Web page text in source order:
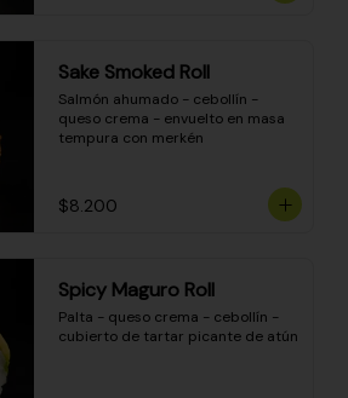
Sake Smoked Roll
Salmón ahumado - cebollín -
queso crema - envuelto en masa
tempura con merkén
$8.200
Spicy Maguro Roll
Palta - queso crema - cebollín -
cubierto de tartar picante de atún